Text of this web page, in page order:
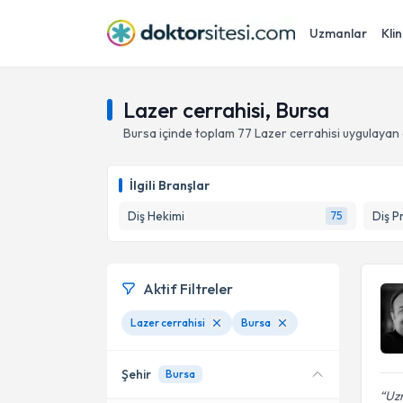
Uzmanlar
Lazer cerrahisi, Bursa
Bursa içinde toplam 77 Lazer cerrahisi
İlgili Branşlar
Diş Hekimi
75 Diş
Aktif Filtreler
Lazer cerrahisi Bursa
Şehir Bursa